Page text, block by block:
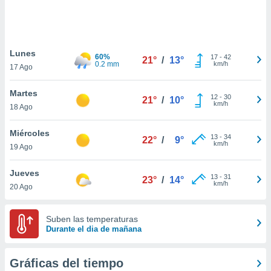
únicos
similares
como
IP
de
traten tus
en
a lo que
Para
Lunes
17 Ago
60%
0.2 mm
21° / 13° 17- 42
km/h
Martes
18 Ago
21° / 10° 12- 30
km/h
Miércoles
19 Ago
22° / 9° 13- 34
km/h
Jueves
20 Ago
23° / 14° 13- 31
km/h
Suben las temperaturas
Durante el dia de mañana
Gráficas del tiempo